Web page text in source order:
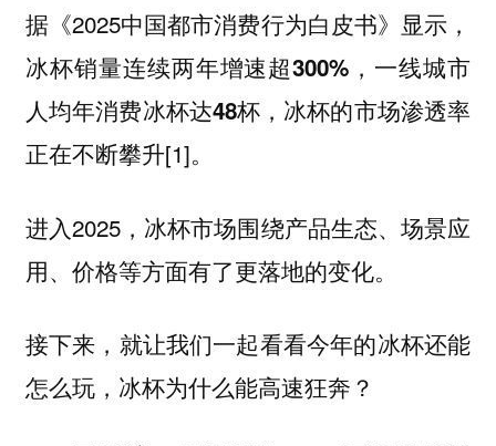
据《2025中国都市消费行为白皮书》显示，
冰杯销量连续两年增速超300%，一线城市
人均年消费冰杯达48杯，冰杯的市场渗透率
正在不断攀升[1]。
进入2025，冰杯市场围绕产品生态、场景应
用、价格等方面有了更落地的变化。
接下来，就让我们一起看看今年的冰杯还能
怎么玩，冰杯为什么能高速狂奔？